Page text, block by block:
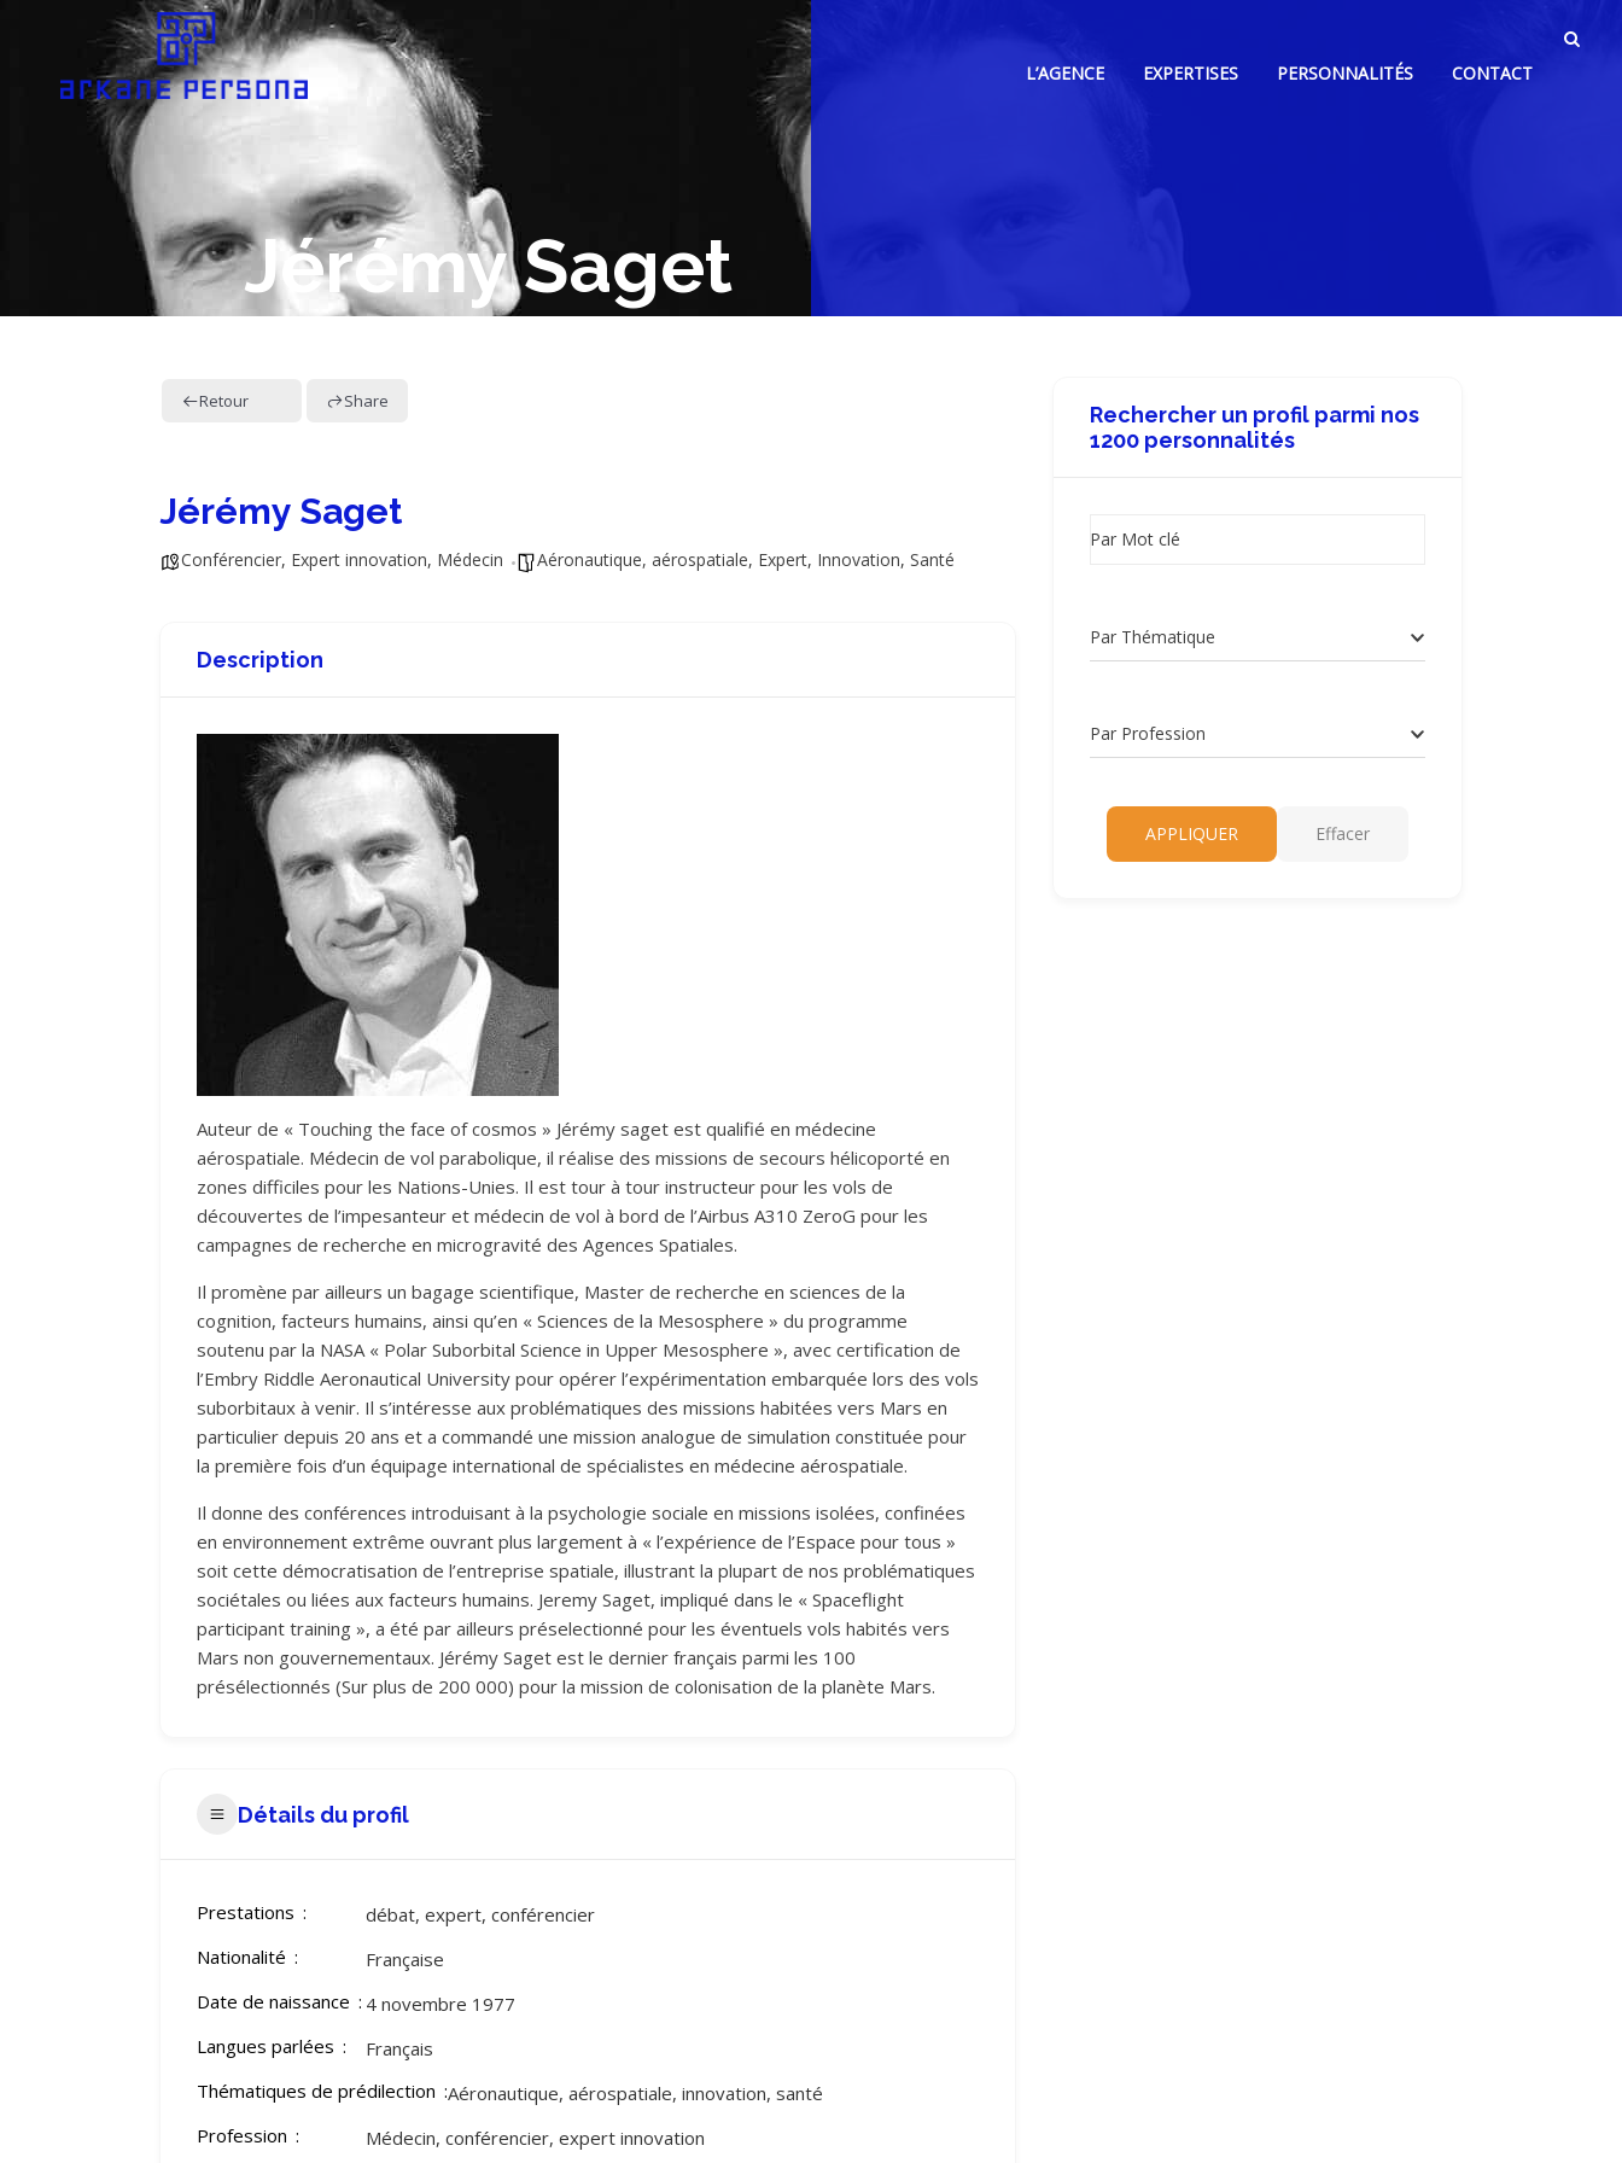
L’AGENCE EXPERTISES PERSONNALITÉS CONTACT
Jérémy Saget
Retour Share
Jérémy Saget
Conférencier, Expert innovation, Médecin Aéronautique, aérospatiale, Expert, Innovation, Santé
Description
Auteur de « Touching the face of cosmos » Jérémy saget est qualifié en médecine
aérospatiale. Médecin de vol parabolique, il réalise des missions de secours hélicoporté en
zones difficiles pour les Nations-Unies. Il est tour à tour instructeur pour les vols de
découvertes de l’impesanteur et médecin de vol à bord de l’Airbus A310 ZeroG pour les
campagnes de recherche en microgravité des Agences Spatiales.
Il promène par ailleurs un bagage scientifique, Master de recherche en sciences de la
cognition, facteurs humains, ainsi qu’en « Sciences de la Mesosphere » du programme
soutenu par la NASA « Polar Suborbital Science in Upper Mesosphere », avec certification de
l’Embry Riddle Aeronautical University pour opérer l’expérimentation embarquée lors des vols
suborbitaux à venir. Il s’intéresse aux problématiques des missions habitées vers Mars en
particulier depuis 20 ans et a commandé une mission analogue de simulation constituée pour
la première fois d’un équipage international de spécialistes en médecine aérospatiale.
Il donne des conférences introduisant à la psychologie sociale en missions isolées, confinées
en environnement extrême ouvrant plus largement à « l’expérience de l’Espace pour tous »
soit cette démocratisation de l’entreprise spatiale, illustrant la plupart de nos problématiques
sociétales ou liées aux facteurs humains. Jeremy Saget, impliqué dans le « Spaceflight
participant training », a été par ailleurs préselectionné pour les éventuels vols habités vers
Mars non gouvernementaux. Jérémy Saget est le dernier français parmi les 100
présélectionnés (Sur plus de 200 000) pour la mission de colonisation de la planète Mars.
Détails du profil
Prestations
débat, expert, conférencier
Nationalité
Française
Date de naissance
4 novembre 1977
Langues parlées
Français
Thématiques de prédilection Aéronautique, aérospatiale, innovation, santé
Profession
Médecin, conférencier, expert innovation
Rechercher un profil parmi nos
1200 personnalités
Par Mot clé
Par Thématique
Par Profession
APPLIQUER Effacer